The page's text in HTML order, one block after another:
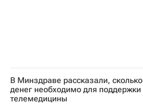
В Минздраве рассказали, сколько
денег необходимо для поддержки
телемедицины